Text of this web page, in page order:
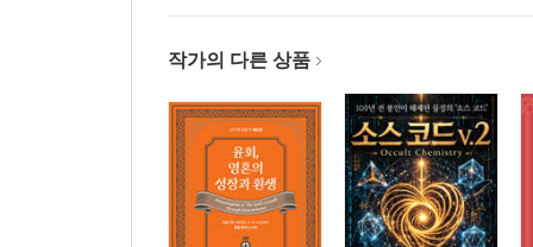
2부. 카르마 연구
1. 자연법칙으로서의 카르마
1) 운명을 다루는 지식
2) 우주의 법과 인간의 법
3) 벌이 아닌 결과로서의 연속성
4) 존재의 법칙, 카르마
작가의 다른 상품